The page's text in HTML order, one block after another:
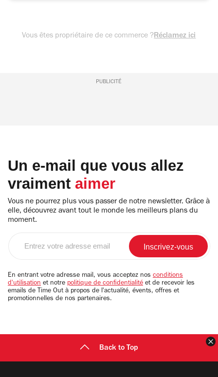
Vous êtes propriétaire de ce commerce ?Réclamez ici
PUBLICITÉ
Un e-mail que vous allez
vraiment aimer
Vous ne pourrez plus vous passer de notre newsletter. Grâce à
elle, découvrez avant tout le monde les meilleurs plans du
moment.
email
En entrant votre adresse mail, vous acceptez nos conditions
d'utilisation et notre politique de confidentialité et de recevoir les
emails de Time Out à propos de l'actualité, évents, offres et
promotionnelles de nos partenaires.
Back to Top